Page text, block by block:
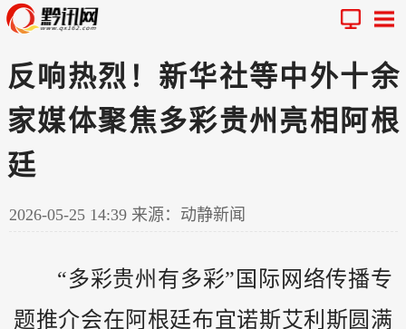
反响热烈！新华社等中外十余
家媒体聚焦多彩贵州亮相阿根
廷
2026-05-25 14:39 来源：动静新闻
“多彩贵州 有多彩”国际网络传播专
题推介会在阿根廷布宜诺斯艾利斯圆满